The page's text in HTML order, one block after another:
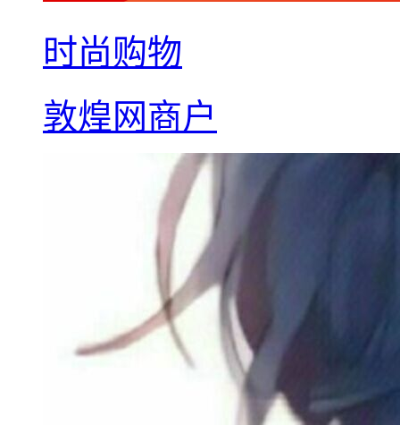
时尚购物
敦煌网商户